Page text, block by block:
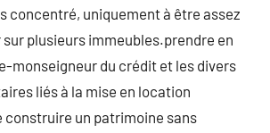
concentré, uniquement à être assez
plusieurs immeubles.prendre en
monseigneur du crédit et les divers
liés à la mise en location
construire un patrimoine sans